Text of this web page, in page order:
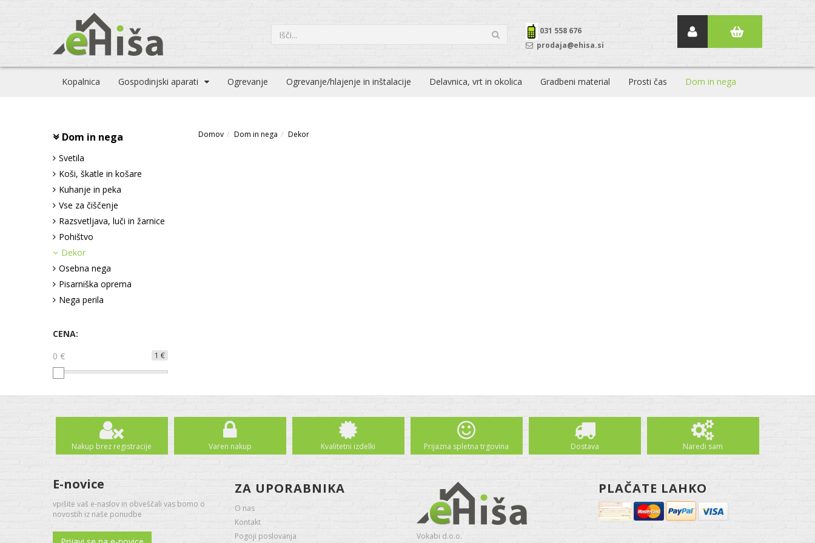
031 558 676
prodaja@ehisa.si
Kopalnica Gospodinjski aparati Ogrevanje Ogrevanje/hlajenje in inštalacije Delavnica, vrt in okolica Gradbeni material Prosti čas Dom in nega
Dom in nega
Svetila
Koši, škatle in košare
Kuhanje in peka
Vse za čiščenje
Razsvetljava, luči in žarnice
Pohištvo
Dekor
Osebna nega
Pisarniška oprema
Nega perila
CENA:
1 €
0 €
Domov Dom in nega Dekor
Nakup brez registracije Varen nakup Kvalitetni izdelki Prijazna spletna trgovina Dostava Naredi sam
E-novice
vpišite vaš e-naslov in obveščali vas bomo o
novostih iz naše ponudbe
ZA UPORABNIKA
O nas
Kontakt
Pogoji poslovanja
Vokabi d.o.o.
PLAČATE LAHKO